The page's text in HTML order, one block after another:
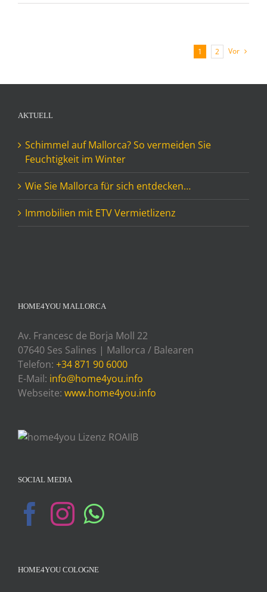
1 2 Vor
AKTUELL
Schimmel auf Mallorca? So vermeiden Sie
Feuchtigkeit im Winter
Wie Sie Mallorca für sich entdecken…
Immobilien mit ETV Vermietlizenz
HOME4YOU MALLORCA
Av. Francesc de Borja Moll 22
07640 Ses Salines | Mallorca / Balearen
Telefon: +34 871 90 6000
E-Mail: info@home4you.info
Webseite: www.home4you.info
SOCIAL MEDIA
HOME4YOU COLOGNE